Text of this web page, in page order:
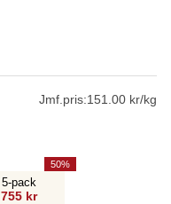
Jmf.pris:151.00 kr/kg
5-pack
755 kr
50